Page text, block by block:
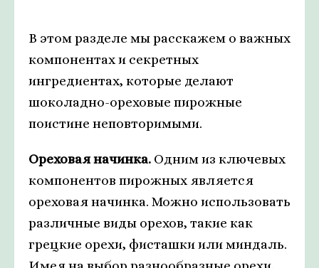
В этом разделе мы расскажем о важных
компонентах и секретных
ингредиентах, которые делают
шоколадно-ореховые пирожные
поистине неповторимыми.
Ореховая начинка. Одним из ключевых
компонентов пирожных является
ореховая начинка. Можно использовать
различные виды орехов, такие как
грецкие орехи, фисташки или миндаль.